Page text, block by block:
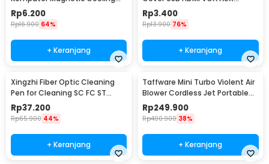
Dust Net - A2
Rp6.200
Rp16.900 64%
+ Keranjang
Silicone 16 PCS - A2
Rp3.400
Rp13.900 76%
+ Keranjang
Xingzhi Fiber Optic Cleaning
Pen for Cleaning SC FC ST
Interface 2.5mm - X-100
Rp37.200
Rp65.900 44%
+ Keranjang
Taffware Mini Turbo Violent Air
Blower Cordless Jet Portable
130000RPM - P30
Rp249.900
Rp400.900 38%
+ Keranjang